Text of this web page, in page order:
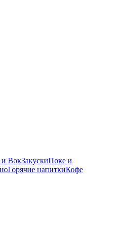
ВокЗакускиПоке и
Горячие напиткиКофе